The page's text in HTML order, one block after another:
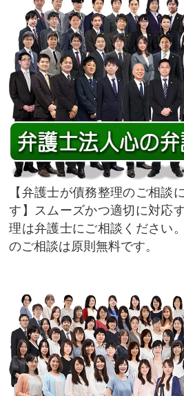
弁護士が債務整理のご相談
す
スムーズかつ適切に対応
理は弁護士にご相談ください
のご相談は原則無料です。